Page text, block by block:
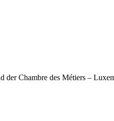
der Chambre des Métiers –